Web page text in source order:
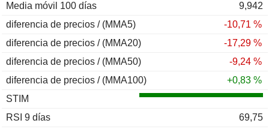
Media móvil 100 días
9,942
diferencia de precios / (MMA5)
-10,71 %
diferencia de precios / (MMA20)
-17,29 %
diferencia de precios / (MMA50)
-9,24 %
diferencia de precios / (MMA100)
+0,83 %
STIM
RSI 9 días
69,75